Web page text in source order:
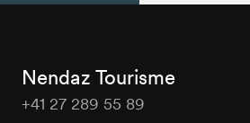
Nendaz Tourisme
+41 27 289 55 89